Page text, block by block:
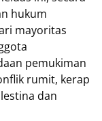
hukum
mayoritas
pemukiman
rumit, kerap
dan